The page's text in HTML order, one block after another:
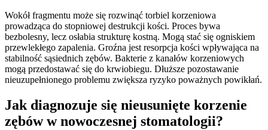
Wokół fragmentu może się rozwinąć torbiel korzeniowa
prowadząca do stopniowej destrukcji kości. Proces bywa
bezbolesny, lecz osłabia strukturę kostną. Mogą stać się ogniskiem
przewlekłego zapalenia. Groźna jest resorpcja kości wpływająca na
stabilność sąsiednich zębów. Bakterie z kanałów korzeniowych
mogą przedostawać się do krwiobiegu. Dłuższe pozostawanie
nieuzupełnionego problemu zwiększa ryzyko poważnych powikłań.
Jak diagnozuje się nieusunięte korzenie
zębów w nowoczesnej stomatologii?